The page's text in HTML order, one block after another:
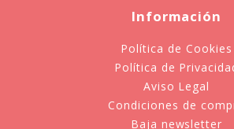
Información
Política de Cookies
Política de
Aviso Legal
Condiciones de
Baja newsletter